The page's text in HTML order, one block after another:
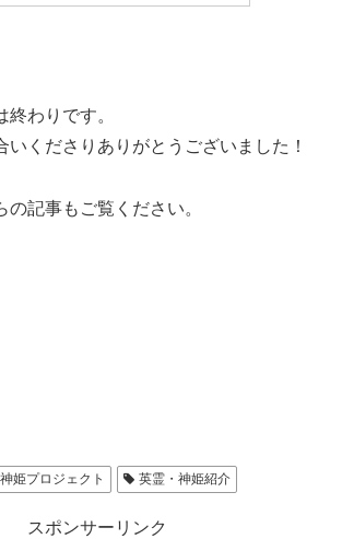
終わりです。
いくださりありがとうございました！
の記事もご覧ください。
神姫プロジェクト 英霊・神姫紹介
スポンサーリンク